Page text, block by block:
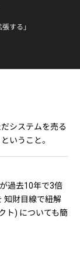
する」
システムを売る
いうこと。
過去10年で3倍
知財目線で紐解
ト) についても簡